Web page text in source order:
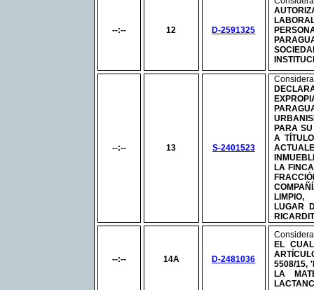
--:-- 12 D-2591325
--:-- 13 S-2401523
PARA
A
LA
LIMPIO,
LUGAR
--:-- 14A D-2481036
EL
5508/15,
LA